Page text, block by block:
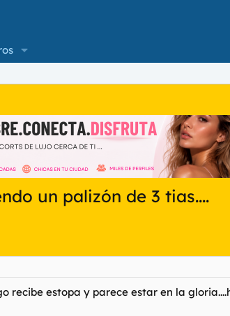
un palizón de 3 tias....
recibe estopa y parece estar en la